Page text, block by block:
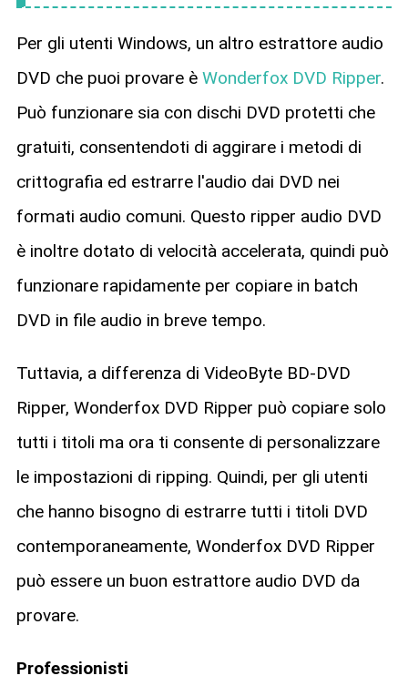
Per gli utenti Windows, un altro estrattore audio
DVD che puoi provare è Wonderfox DVD Ripper.
Può funzionare sia con dischi DVD protetti che
gratuiti, consentendoti di aggirare i metodi di
crittografia ed estrarre l'audio dai DVD nei
formati audio comuni. Questo ripper audio DVD
è inoltre dotato di velocità accelerata, quindi può
funzionare rapidamente per copiare in batch
DVD in file audio in breve tempo.
Tuttavia, a differenza di VideoByte BD-DVD
Ripper, Wonderfox DVD Ripper può copiare solo
tutti i titoli ma ora ti consente di personalizzare
le impostazioni di ripping. Quindi, per gli utenti
che hanno bisogno di estrarre tutti i titoli DVD
contemporaneamente, Wonderfox DVD Ripper
può essere un buon estrattore audio DVD da
provare.
Professionisti